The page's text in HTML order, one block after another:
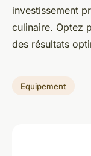
investissement
culinaire. Optez
des résultats
Equipement